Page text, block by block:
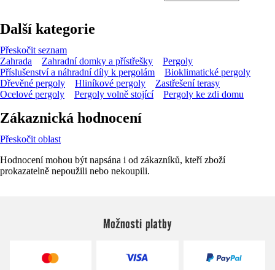
Další kategorie
Přeskočit seznam
Zahrada
Zahradní domky a přístřešky
Pergoly
Příslušenství a náhradní díly k pergolám
Bioklimatické pergoly
Dřevěné pergoly
Hliníkové pergoly
Zastřešení terasy
Ocelové pergoly
Pergoly volně stojící Pergoly ke zdi domu
Zákaznická hodnocení
Přeskočit oblast
Hodnocení mohou být napsána i od zákazníků, kteří zboží
prokazatelně nepoužili nebo nekoupili.
Možnosti platby